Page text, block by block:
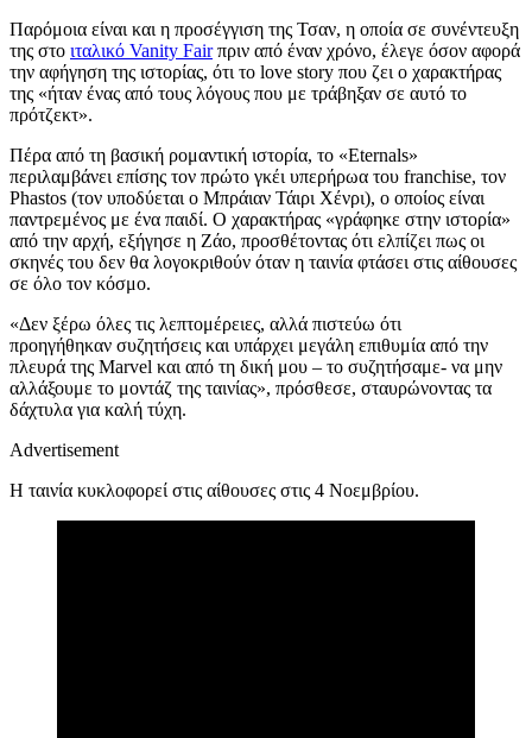
Παρόμοια είναι και η προσέγγιση της Τσαν, η οποία σε συνέντευξη
της στο ιταλικό Vanity Fairπριν από έναν χρόνο, έλεγε όσον αφορά
την αφήγηση της ιστορίας, ότι το love story που ζει ο χαρακτήρας
της «ήταν ένας από τους λόγους που με τράβηξαν σε αυτό το
πρότζεκτ».
Πέρα από τη βασική ρομαντική ιστορία, το «Eternals»
περιλαμβάνει επίσης τον πρώτο γκέι υπερήρωα του franchise, τον
Phastos (τον υποδύεται ο Μπράιαν Τάιρι Χένρι), ο οποίος είναι
παντρεμένος με ένα παιδί. Ο χαρακτήρας «γράφηκε στην ιστορία»
από την αρχή, εξήγησε η Ζάο, προσθέτοντας ότι ελπίζει πως οι
σκηνές του δεν θα λογοκριθούν όταν η ταινία φτάσει στις αίθουσες
σε όλο τον κόσμο.
«Δεν ξέρω όλες τις λεπτομέρειες, αλλά πιστεύω ότι
προηγήθηκαν συζητήσεις και υπάρχει μεγάλη επιθυμία από την
πλευρά της Marvel και από τη δική μου – το συζητήσαμε- να μην
αλλάξουμε το μοντάζ της ταινίας», πρόσθεσε, σταυρώνοντας τα
δάχτυλα για καλή τύχη.
Advertisement
Η ταινία κυκλοφορεί στις αίθουσες στις 4 Νοεμβρίου.